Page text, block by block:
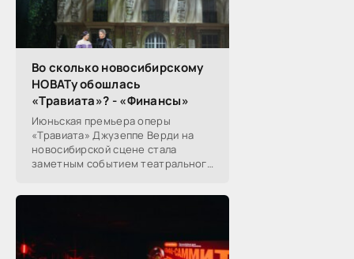
Во сколько новосибирскому
НОВАТу обошлась
«Травиата»? - «Финансы»
Июньская премьера оперы
«Травиата» Джузеппе Верди на
новосибирской сцене стала
заметным событием театрального
Посетители НОВАТа, с которыми